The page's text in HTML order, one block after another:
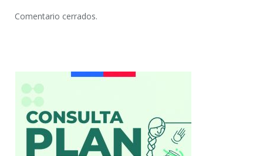
Comentario cerrados.